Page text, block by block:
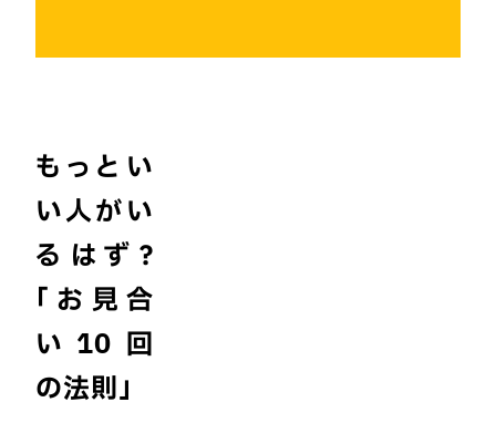
もっとい
い人がい
るはず？
「お見合
い10回
の法則」